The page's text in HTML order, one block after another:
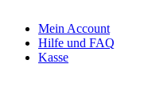
Mein Account
Hilfe und FAQ
Kasse